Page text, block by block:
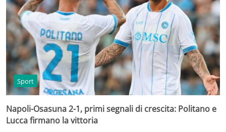
Sport
Napoli-Osasuna 2-1, primi segnali di crescita: Politano e
Lucca firmano la vittoria